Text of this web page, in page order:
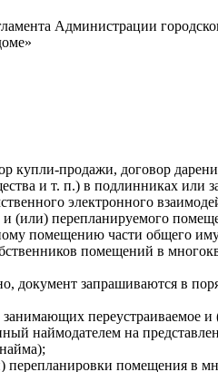
Администрации
купли-продажи, договор
и т. п.) в подлинниках или
электронного
(или) перепланируемого
помещению части общего
помещений в
документ запрашиваются в
переустраиваемое
наймодателем на
перепланировки помещения в